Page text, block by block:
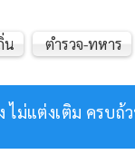
ไม่แต่งเติม ครบ
น ตำรวจ-ทหาร